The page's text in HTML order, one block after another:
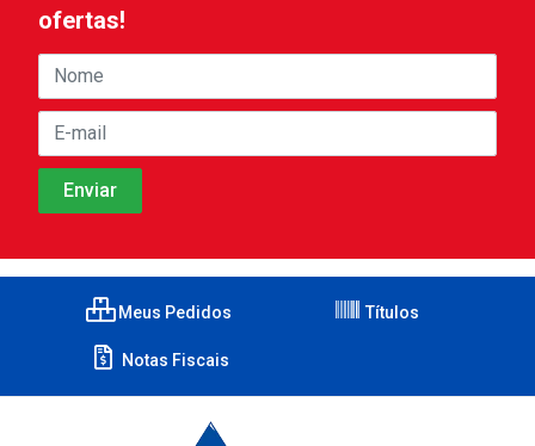
ofertas!
Meus Pedidos Títulos
Notas Fiscais